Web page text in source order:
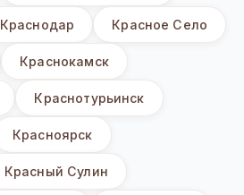
Краснодар Красное Село
Краснокамск
Краснотурьинск
Красноярск
Красный Сулин